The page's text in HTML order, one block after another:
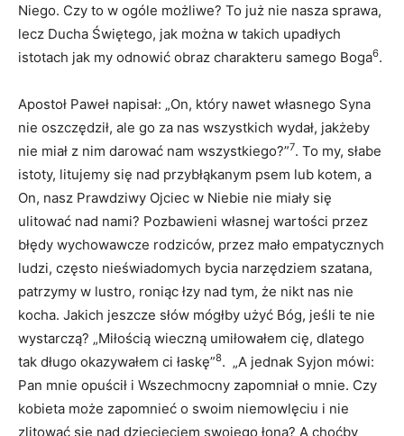
Niego. Czy to w ogóle możliwe? To już nie nasza sprawa,
lecz Ducha Świętego, jak można w takich upadłych
istotach jak my odnowić obraz charakteru samego Boga6.
Apostoł Paweł napisał: „On, który nawet własnego Syna
nie oszczędził, ale go za nas wszystkich wydał, jakżeby
nie miał z nim darować nam wszystkiego?”7. To my, słabe
istoty, litujemy się nad przybłąkanym psem lub kotem, a
On, nasz Prawdziwy Ojciec w Niebie nie miały się
ulitować nad nami? Pozbawieni własnej wartości przez
błędy wychowawcze rodziców, przez mało empatycznych
ludzi, często nieświadomych bycia narzędziem szatana,
patrzymy w lustro, roniąc łzy nad tym, że nikt nas nie
kocha. Jakich jeszcze słów mógłby użyć Bóg, jeśli te nie
wystarczą? „Miłością wieczną umiłowałem cię, dlatego
tak długo okazywałem ci łaskę”8. „A jednak Syjon mówi:
Pan mnie opuścił i Wszechmocny zapomniał o mnie. Czy
kobieta może zapomnieć o swoim niemowlęciu i nie
zlitować się nad dziecięciem swojego łona? A choćby